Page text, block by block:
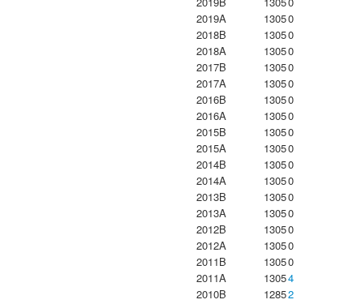
2019A
13050
2018B
13050
2018A
13050
2017B
13050
2017A
13050
2016B
13050
2016A
13050
2015B
13050
2015A
13050
2014B
13050
2014A
13050
2013B
13050
2013A
13050
2012B
13050
2012A
13050
2011B
13050
2011A
13054
2010B
12852